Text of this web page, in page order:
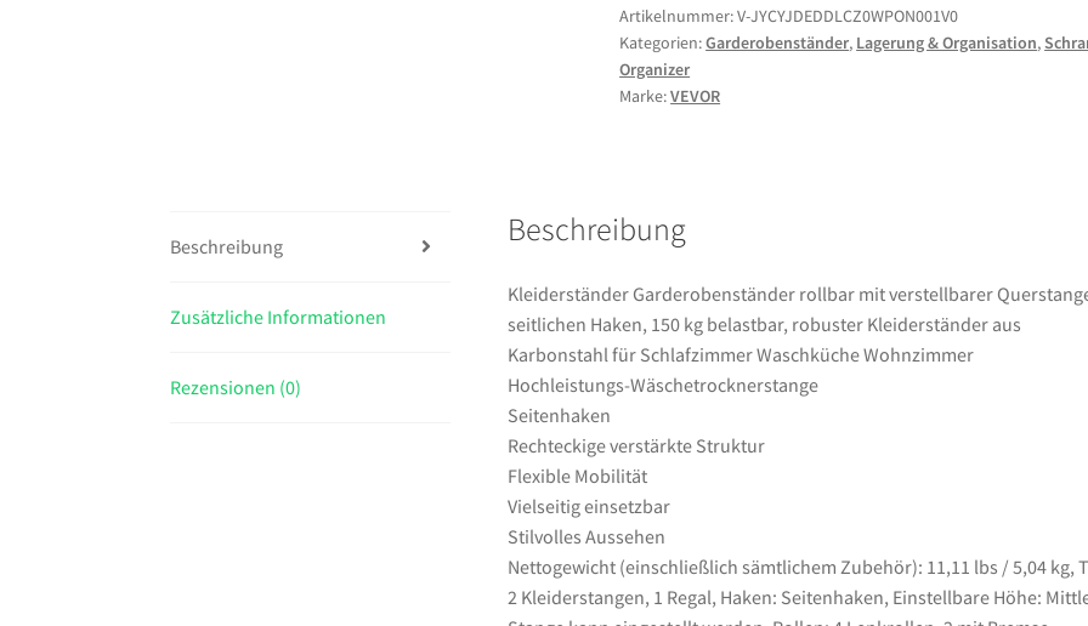
mit
verstellbarer
Querstange
&
kg
robuster
Kleiderständer
aus
Karbonstahl
Schlafzimmer
Waschküche
Wohnzimmer
Menge
Artikelnummer:V-JYCYJDEDDLCZ0WPON001V0
Kategorien:Garderobenständer, Lagerung & Organisation,
Organizer
Marke:VEVOR
Beschreibung
Zusätzliche Informationen
Rezensionen (0)
Beschreibung
Kleiderständer Garderobenständer rollbar mit verstellbarer
seitlichen Haken, 150 kg belastbar, robuster Kleiderständer aus
Karbonstahl für Schlafzimmer Waschküche Wohnzimmer
Hochleistungs-Wäschetrocknerstange
Seitenhaken
Rechteckige verstärkte Struktur
Flexible Mobilität
Vielseitig einsetzbar
Stilvolles Aussehen
Nettogewicht (einschließlich sämtlichem Zubehör): 11,11 lbs / 5,04 kg,
2 Kleiderstangen, 1 Regal, Haken: Seitenhaken, Einstellbare Höhe: